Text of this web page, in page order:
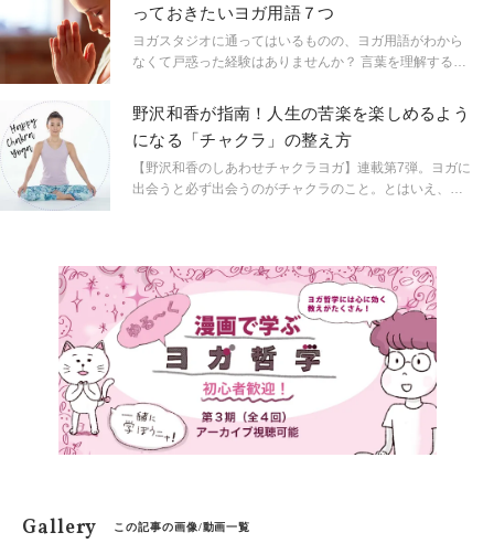
っておきたいヨガ用語７つ
ヨガスタジオに通ってはいるものの、ヨガ用語がわから
なくて戸惑った経験はありませんか？ 言葉を理解すると
美香先生に教えてもらいました。
野沢和香が指南！人生の苦楽を楽しめるよう
になる「チャクラ」の整え方
【野沢和香のしあわせチャクラヨガ】連載第7弾。ヨガに
出会うと必ず出会うのがチャクラのこと。とはいえ、な
癒すことにもなるという野沢和香さんに、チャクラのこ
とを教えてもらいました。
Gallery この記事の画像/動画一覧